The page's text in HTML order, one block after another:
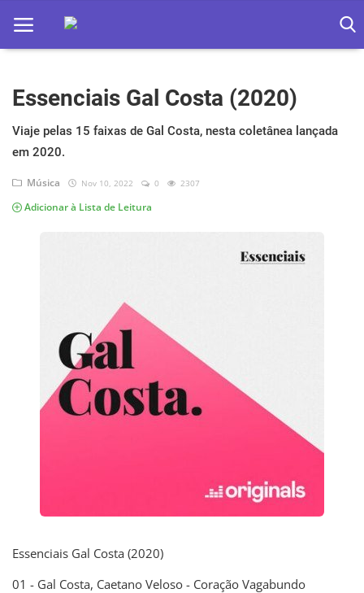
Home
Apps
Games
Essenciais Gal Costa (2020)
Viaje pelas 15 faixas de Gal Costa, nesta coletânea lançada
em 2020.
Música Nov 10, 2022 0 2307
Adicionar à Lista de Leitura
Essenciais Gal Costa (2020)
01 - Gal Costa, Caetano Veloso - Coração Vagabundo